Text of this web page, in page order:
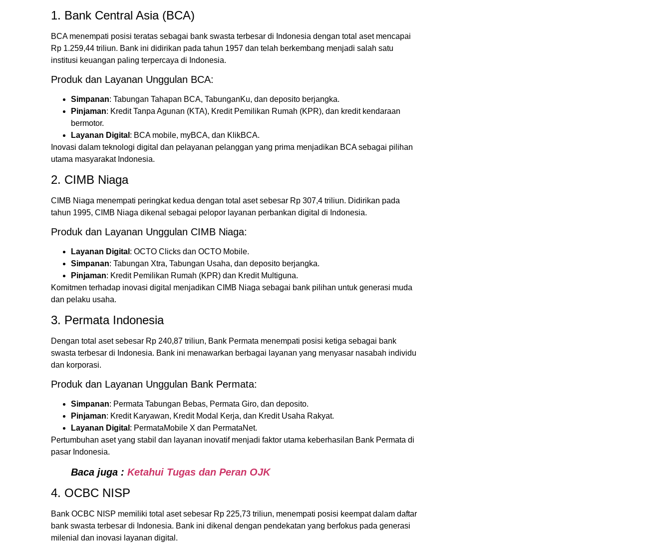
1. Bank Central Asia (BCA)
BCA menempati posisi teratas sebagai bank swasta terbesar di Indonesia dengan total aset mencapai
Rp 1.259,44 triliun. Bank ini didirikan pada tahun 1957 dan telah berkembang menjadi salah satu
institusi keuangan paling terpercaya di Indonesia.
Produk dan Layanan Unggulan BCA:
Simpanan: Tabungan Tahapan BCA, TabunganKu, dan deposito berjangka.
Pinjaman: Kredit Tanpa Agunan (KTA), Kredit Pemilikan Rumah (KPR), dan kredit kendaraan
bermotor.
Layanan Digital : BCA mobile, myBCA, dan KlikBCA.
Inovasi dalam teknologi digital dan pelayanan pelanggan yang prima menjadikan BCA sebagai pilihan
utama masyarakat Indonesia.
2. CIMB Niaga
CIMB Niaga menempati peringkat kedua dengan total aset sebesar Rp 307,4 triliun. Didirikan pada
tahun 1995, CIMB Niaga dikenal sebagai pelopor layanan perbankan digital di Indonesia.
Produk dan Layanan Unggulan CIMB Niaga:
Layanan Digital : OCTO Clicks dan OCTO Mobile.
Simpanan: Tabungan Xtra, Tabungan Usaha, dan deposito berjangka.
Pinjaman: Kredit Pemilikan Rumah (KPR) dan Kredit Multiguna.
Komitmen terhadap inovasi digital menjadikan CIMB Niaga sebagai bank pilihan untuk generasi muda
dan pelaku usaha.
3. Permata Indonesia
Dengan total aset sebesar Rp 240,87 triliun, Bank Permata menempati posisi ketiga sebagai bank
swasta terbesar di Indonesia. Bank ini menawarkan berbagai layanan yang menyasar nasabah individu
dan korporasi.
Produk dan Layanan Unggulan Bank Permata:
Simpanan: Permata Tabungan Bebas, Permata Giro, dan deposito.
Pinjaman: Kredit Karyawan, Kredit Modal Kerja, dan Kredit Usaha Rakyat.
Layanan Digital : PermataMobile X dan PermataNet.
Pertumbuhan aset yang stabil dan layanan inovatif menjadi faktor utama keberhasilan Bank Permata di
pasar Indonesia.
Baca juga : Ketahui Tugas dan Peran OJK
4. OCBC NISP
Bank OCBC NISP memiliki total aset sebesar Rp 225,73 triliun, menempati posisi keempat dalam daftar
bank swasta terbesar di Indonesia. Bank ini dikenal dengan pendekatan yang berfokus pada generasi
milenial dan inovasi layanan digital.